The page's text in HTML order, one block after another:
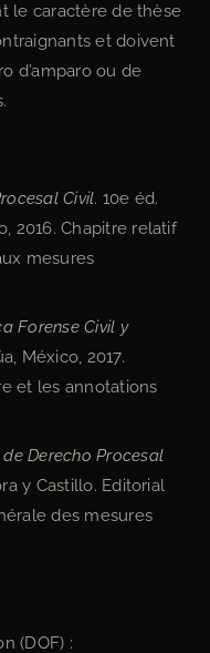
le caractère de thèse
et doivent
d’amparo ou de
Civil. 10e éd.
2016. Chapitre relatif
mesures
Forense Civil y
México, 2017.
et les annotations
de Derecho Procesal
y Castillo. Editorial
des mesures
(DOF) :